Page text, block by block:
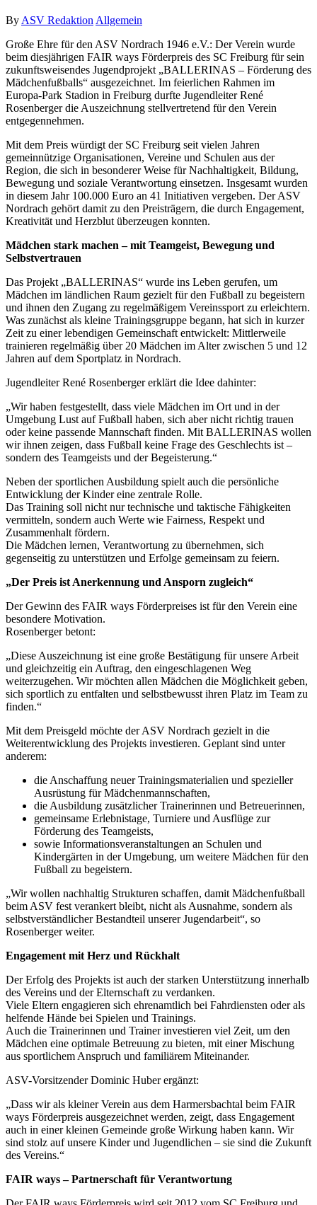
By ASV Redaktion Allgemein
Große Ehre für den ASV Nordrach 1946 e.V.: Der Verein wurde
beim diesjährigen FAIR ways Förderpreis des SC Freiburg für sein
zukunftsweisendes Jugendprojekt „BALLERINAS – Förderung des
Mädchenfußballs“ ausgezeichnet. Im feierlichen Rahmen im
Europa-Park Stadion in Freiburg durfte Jugendleiter René
Rosenberger die Auszeichnung stellvertretend für den Verein
entgegennehmen.
Mit dem Preis würdigt der SC Freiburg seit vielen Jahren
gemeinnützige Organisationen, Vereine und Schulen aus der
Region, die sich in besonderer Weise für Nachhaltigkeit, Bildung,
Bewegung und soziale Verantwortung einsetzen. Insgesamt wurden
in diesem Jahr 100.000 Euro an 41 Initiativen vergeben. Der ASV
Nordrach gehört damit zu den Preisträgern, die durch Engagement,
Kreativität und Herzblut überzeugen konnten.
Mädchen stark machen – mit Teamgeist, Bewegung und
Selbstvertrauen
Das Projekt „BALLERINAS“ wurde ins Leben gerufen, um
Mädchen im ländlichen Raum gezielt für den Fußball zu begeistern
und ihnen den Zugang zu regelmäßigem Vereinssport zu erleichtern.
Was zunächst als kleine Trainingsgruppe begann, hat sich in kurzer
Zeit zu einer lebendigen Gemeinschaft entwickelt: Mittlerweile
trainieren regelmäßig über 20 Mädchen im Alter zwischen 5 und 12
Jahren auf dem Sportplatz in Nordrach.
Jugendleiter René Rosenberger erklärt die Idee dahinter:
„Wir haben festgestellt, dass viele Mädchen im Ort und in der
Umgebung Lust auf Fußball haben, sich aber nicht richtig trauen
oder keine passende Mannschaft finden. Mit BALLERINAS wollen
wir ihnen zeigen, dass Fußball keine Frage des Geschlechts ist –
sondern des Teamgeists und der Begeisterung.“
Neben der sportlichen Ausbildung spielt auch die persönliche
Entwicklung der Kinder eine zentrale Rolle.
Das Training soll nicht nur technische und taktische Fähigkeiten
vermitteln, sondern auch Werte wie Fairness, Respekt und
Zusammenhalt fördern.
Die Mädchen lernen, Verantwortung zu übernehmen, sich
gegenseitig zu unterstützen und Erfolge gemeinsam zu feiern.
„Der Preis ist Anerkennung und Ansporn zugleich“
Der Gewinn des FAIR ways Förderpreises ist für den Verein eine
besondere Motivation.
Rosenberger betont:
„Diese Auszeichnung ist eine große Bestätigung für unsere Arbeit
und gleichzeitig ein Auftrag, den eingeschlagenen Weg
weiterzugehen. Wir möchten allen Mädchen die Möglichkeit geben,
sich sportlich zu entfalten und selbstbewusst ihren Platz im Team zu
finden.“
Mit dem Preisgeld möchte der ASV Nordrach gezielt in die
Weiterentwicklung des Projekts investieren. Geplant sind unter
anderem:
die Anschaffung neuer Trainingsmaterialien und spezieller
Ausrüstung für Mädchenmannschaften,
die Ausbildung zusätzlicher Trainerinnen und Betreuerinnen,
gemeinsame Erlebnistage, Turniere und Ausflüge zur
Förderung des Teamgeists,
sowie Informationsveranstaltungen an Schulen und
Kindergärten in der Umgebung, um weitere Mädchen für den
Fußball zu begeistern.
„Wir wollen nachhaltig Strukturen schaffen, damit Mädchenfußball
beim ASV fest verankert bleibt, nicht als Ausnahme, sondern als
selbstverständlicher Bestandteil unserer Jugendarbeit“, so
Rosenberger weiter.
Engagement mit Herz und Rückhalt
Der Erfolg des Projekts ist auch der starken Unterstützung innerhalb
des Vereins und der Elternschaft zu verdanken.
Viele Eltern engagieren sich ehrenamtlich bei Fahrdiensten oder als
helfende Hände bei Spielen und Trainings.
Auch die Trainerinnen und Trainer investieren viel Zeit, um den
Mädchen eine optimale Betreuung zu bieten, mit einer Mischung
aus sportlichem Anspruch und familiärem Miteinander.
ASV-Vorsitzender Dominic Huber ergänzt:
„Dass wir als kleiner Verein aus dem Harmersbachtal beim FAIR
ways Förderpreis ausgezeichnet werden, zeigt, dass Engagement
auch in einer kleinen Gemeinde große Wirkung haben kann. Wir
sind stolz auf unsere Kinder und Jugendlichen – sie sind die Zukunft
des Vereins.“
FAIR ways – Partnerschaft für Verantwortung